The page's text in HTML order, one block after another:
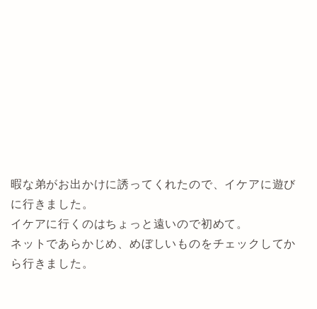
暇な弟がお出かけに誘ってくれたので、イケアに遊び
に行きました。
イケアに行くのはちょっと遠いので初めて。
ネットであらかじめ、めぼしいものをチェックしてか
ら行きました。